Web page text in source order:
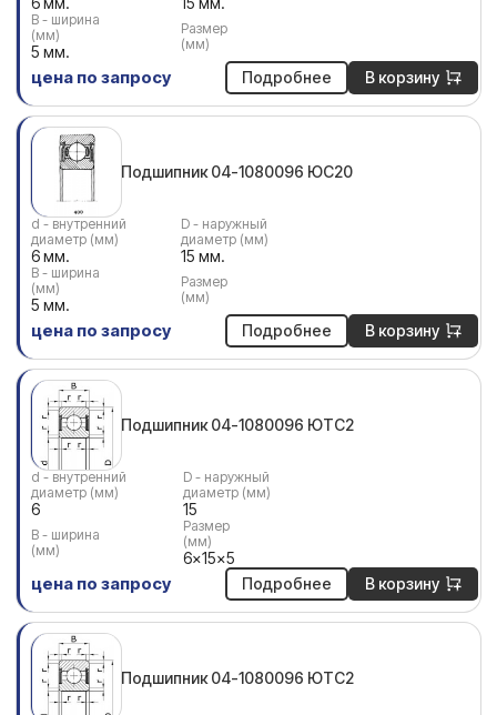
В - ширина
(мм)
5 мм.
Размер
(мм)
цена по запросу Подробнее В корзину
Подшипник 04-1080096 ЮС20
d - внутренний
диаметр (мм)
6 мм.
D - наружный
диаметр (мм)
15 мм.
В - ширина
(мм)
5 мм.
Размер
(мм)
цена по запросу Подробнее В корзину
Подшипник 04-1080096 ЮТС2
d - внутренний
диаметр (мм)
6
D - наружный
диаметр (мм)
15
В - ширина
(мм)
Размер
(мм)
6x15x5
цена по запросу Подробнее В корзину
Подшипник 04-1080096 ЮТС2